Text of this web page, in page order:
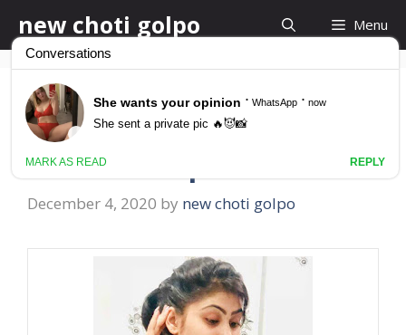
content
new choti golpo Menu
Kolkata Bangla
Choti Golpo বাবা মেয়ে
December 4, 2020 by new choti golpo